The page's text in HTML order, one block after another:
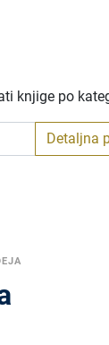
knjige po
Detaljna